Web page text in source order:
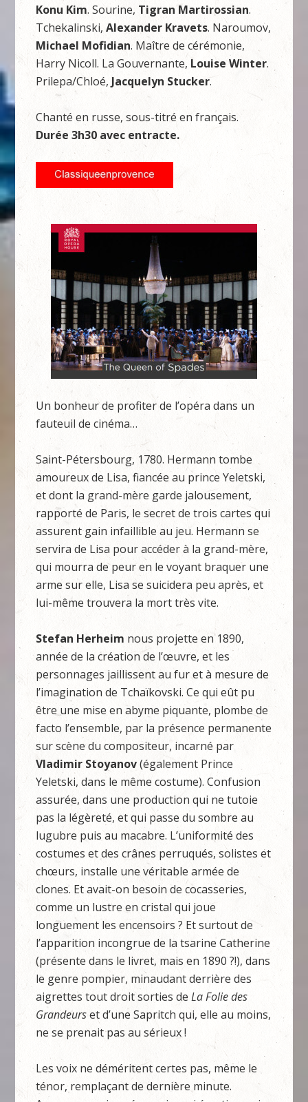
Konu Kim. Sourine, Tigran Martirossian.
Tchekalinski,Alexander Kravets. Naroumov,
Michael Mofidian. Maître de cérémonie,
Harry Nicoll. La Gouvernante, Louise Winter.
Prilepa/Chloé,Jacquelyn Stucker.
Chanté en russe, sous-titré en français.
Durée 3h30 avec entracte.
Un bonheur de profiter de l’opéra dans un
fauteuil de cinéma…
Saint-Pétersbourg, 1780. Hermann tombe
amoureux de Lisa, fiancée au prince Yeletski,
et dont la grand-mère garde jalousement,
rapporté de Paris, le secret de trois cartes qui
assurent gain infaillible au jeu. Hermann se
servira de Lisa pour accéder à la grand-mère,
qui mourra de peur en le voyant braquer une
arme sur elle, Lisa se suicidera peu après, et
lui-même trouvera la mort très vite.
Stefan Herheim nous projette en 1890,
année de la création de l’œuvre, et les
personnages jaillissent au fur et à mesure de
l’imagination de Tchaïkovski. Ce qui eût pu
être une mise en abyme piquante, plombe de
facto l’ensemble, par la présence permanente
sur scène du compositeur, incarné par
Vladimir Stoyanov(également Prince
Yeletski, dans le même costume). Confusion
assurée, dans une production qui ne tutoie
pas la légèreté, et qui passe du sombre au
lugubre puis au macabre. L’uniformité des
costumes et des crânes perruqués, solistes et
chœurs, installe une véritable armée de
clones. Et avait-on besoin de cocasseries,
comme un lustre en cristal qui joue
longuement les encensoirs ? Et surtout de
l’apparition incongrue de la tsarine Catherine
(présente dans le livret, mais en 1890 ?!), dans
le genre pompier, minaudant derrière des
aigrettes tout droit sorties deLa Folie des
Grandeurset d’une Sapritch qui, elle au moins,
ne se prenait pas au sérieux !
Les voix ne déméritent certes pas, même le
ténor, remplaçant de dernière minute.